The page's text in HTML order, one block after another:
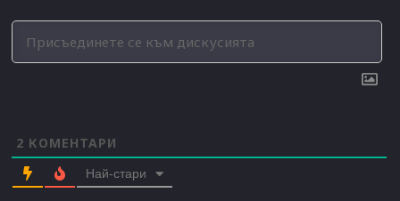
2 КОМЕНТАРИ
Най-стари